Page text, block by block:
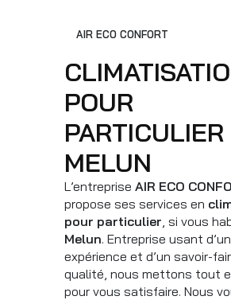
AIR ECO CONFORT
CLIMATISATION
POUR
MELUN
L’entreprise AIR ECO
propose ses services en
pour particulier, si vous
Melun. Entreprise usant
expérience et d’un savoir-
qualité, nous mettons tout
pour vous satisfaire. Nous